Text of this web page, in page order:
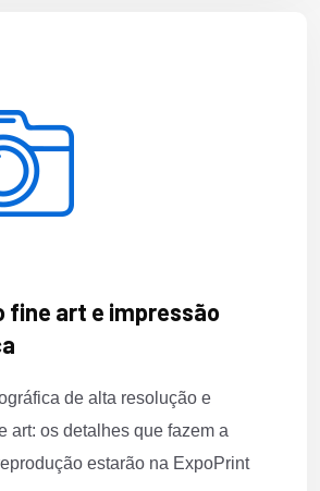
fine art e impressão
de alta resolução e
art: os detalhes que fazem a
estarão na ExpoPrint